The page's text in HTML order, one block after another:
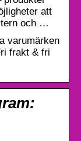
att
och …
varumärken
frakt & fri